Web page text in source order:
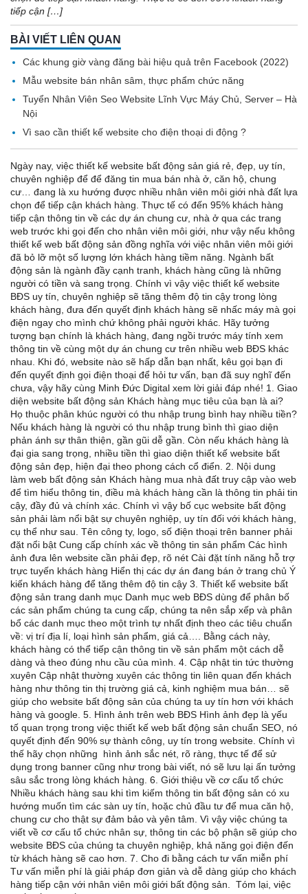
tiếp cận […]
BÀI VIẾT LIÊN QUAN
Các khung giờ vàng đăng bài hiệu quả trên Facebook (2022)
Mẫu website bán nhân sâm, thực phẩm chức năng
Tuyển Nhân Viên Seo Website Lĩnh Vực Máy Chủ, Server – Hà
Nội
Vì sao cần thiết kế website cho điện thoại di động ?
Ngày nay, việc thiết kế website bất động sản giá rẻ, đẹp, uy tín,
chuyên nghiệp để để đăng tin mua bán nhà ở, căn hộ, chung
cư… đang là xu hướng được nhiều nhân viên môi giới nhà đất lựa
chọn để tiếp cận khách hàng. Thực tế có đến 95% khách hàng
tiếp cận thông tin về các dự án chung cư, nhà ở qua các trang
web trước khi gọi đến cho nhân viên môi giới, như vậy nếu không
thiết kế web bất động sản đồng nghĩa với việc nhân viên môi giới
đã bỏ lỡ một số lượng lớn khách hàng tiềm năng. Ngành bất
động sản là ngành đầy cạnh tranh, khách hàng cũng là những
người có tiền và sang trọng. Chính vì vậy việc thiết kế website
BĐS uy tín, chuyên nghiệp sẽ tăng thêm độ tin cậy trong lòng
khách hàng, đưa đến quyết định khách hàng sẽ nhấc máy mà gọi
điện ngay cho mình chứ không phải người khác. Hãy tưởng
tượng bạn chính là khách hàng, đang ngồi trước máy tính xem
thông tin về cùng một dự án chung cư trên nhiều web BĐS khác
nhau. Khi đó, website nào sẽ hấp dẫn bạn nhất, kêu gọi bạn đi
đến quyết định gọi điện thoại để hỏi tư vấn, bạn đã suy nghĩ đến
chưa, vậy hãy cùng Minh Đức Digital xem lời giải đáp nhé! 1. Giao
diện website bất động sản Khách hàng mục tiêu của bạn là ai?
Họ thuộc phân khúc người có thu nhập trung bình hay nhiều tiền?
Nếu khách hàng là người có thu nhập trung bình thì giao diện
phản ánh sự thân thiện, gần gũi dễ gần. Còn nếu khách hàng là
đại gia sang trọng, nhiều tiền thì giao diện thiết kế website bất
động sản đẹp, hiện đại theo phong cách cổ điển. 2. Nội dung
làm web bất động sản Khách hàng mua nhà đất truy cập vào web
để tìm hiểu thông tin, điều mà khách hàng cần là thông tin phải tin
cậy, đầy đủ và chính xác. Chính vì vậy bố cục website bất động
sản phải làm nổi bật sự chuyên nghiệp, uy tín đối với khách hàng,
cụ thể như sau. Tên công ty, logo, số điện thoại trên banner phải
đặt nổi bật Cung cấp chính xác về thông tin sản phẩm Các hình
ảnh đưa lên website cần phải đẹp, rõ nét Cài đặt tính năng hỗ trợ
trực tuyến khách hàng Hiển thị các dự án đang bán ở trang chủ Ý
kiến khách hàng để tăng thêm độ tin cậy 3. Thiết kế website bất
động sản trang danh mục Danh mục web BĐS dùng để phân bố
các sản phẩm chúng ta cung cấp, chúng ta nên sắp xếp và phân
bổ các danh mục theo một trình tự nhất định theo các tiêu chuẩn
về: vị trí địa lí, loại hình sản phẩm, giá cả…. Bằng cách này,
khách hàng có thể tiếp cận thông tin về sản phẩm một cách dễ
dàng và theo đúng nhu cầu của mình. 4. Cập nhật tin tức thường
xuyên Cập nhật thường xuyên các thông tin liên quan đến khách
hàng như thông tin thị trường giá cả, kinh nghiệm mua bán… sẽ
giúp cho website bất động sản của chúng ta uy tín hơn với khách
hàng và google. 5. Hình ảnh trên web BĐS Hình ảnh đẹp là yếu
tố quan trọng trong việc thiết kế web bất động sản chuẩn SEO, nó
quyết định đến 90% sự thành công, uy tín trong website. Chính vì
thế hãy chọn những hình ảnh sắc nét, rõ ràng, thực tế để sử
dụng trong banner cũng như trong bài viết, nó sẽ lưu lại ấn tưởng
sâu sắc trong lòng khách hàng. 6. Giới thiệu về cơ cấu tổ chức
Nhiều khách hàng sau khi tìm kiếm thông tin bất động sản có xu
hướng muốn tìm các sàn uy tín, hoặc chủ đầu tư để mua căn hộ,
chung cư cho thật sự đảm bảo và yên tâm. Vì vậy việc chúng ta
viết về cơ cấu tổ chức nhân sự, thông tin các bộ phận sẽ giúp cho
website BĐS của chúng ta chuyên nghiệp, khả năng gọi điện đến
từ khách hàng sẽ cao hơn. 7. Cho đi bằng cách tư vấn miễn phí
Tư vấn miễn phí là giải pháp đơn giản và dễ dàng giúp cho khách
hàng tiếp cận với nhân viên môi giới bất động sản. Tóm lại, việc